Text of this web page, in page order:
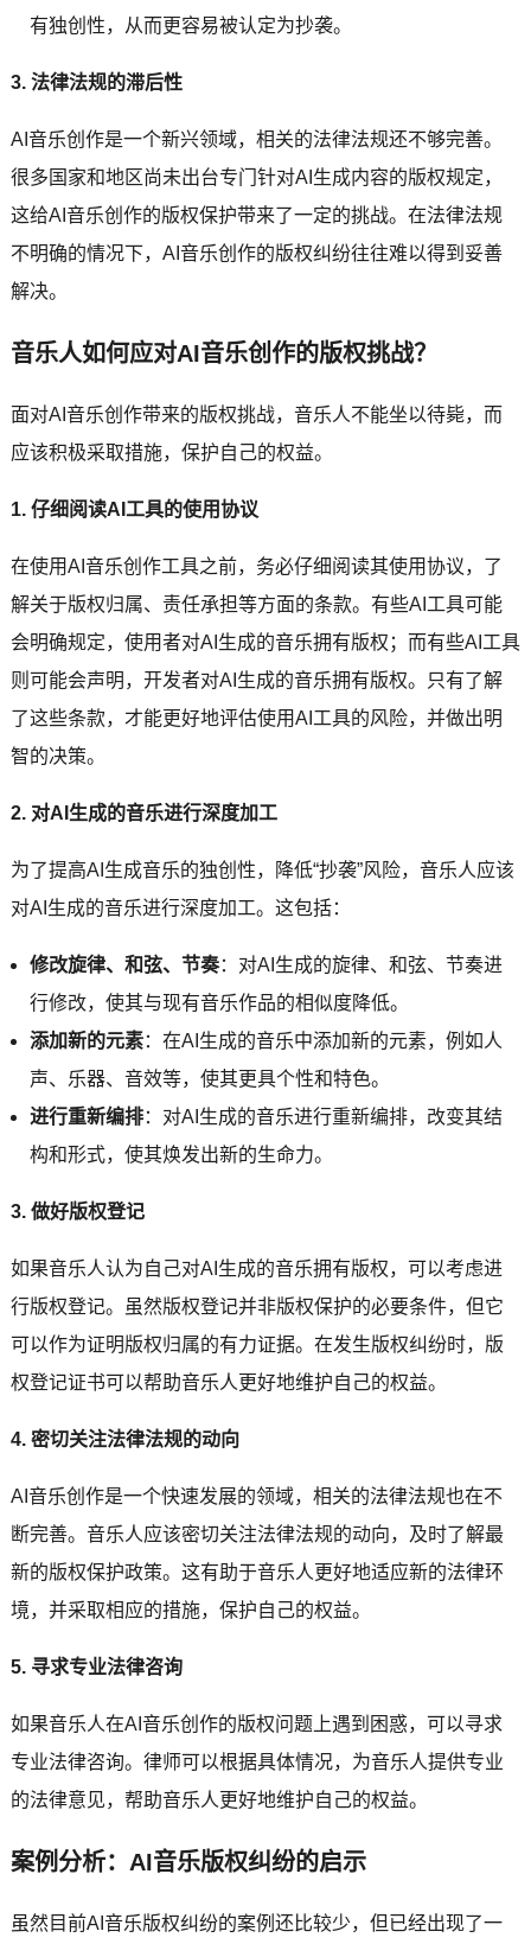
有独创性，从而更容易被认定为抄袭。
3. 法律法规的滞后性
AI音乐创作是一个新兴领域，相关的法律法规还不够完善。
很多国家和地区尚未出台专门针对AI生成内容的版权规定，
这给AI音乐创作的版权保护带来了一定的挑战。在法律法规
不明确的情况下，AI音乐创作的版权纠纷往往难以得到妥善
解决。
音乐人如何应对AI音乐创作的版权挑战？
面对AI音乐创作带来的版权挑战，音乐人不能坐以待毙，而
应该积极采取措施，保护自己的权益。
1. 仔细阅读AI工具的使用协议
在使用AI音乐创作工具之前，务必仔细阅读其使用协议，了
解关于版权归属、责任承担等方面的条款。有些AI工具可能
会明确规定，使用者对AI生成的音乐拥有版权；而有些AI工具
则可能会声明，开发者对AI生成的音乐拥有版权。只有了解
了这些条款，才能更好地评估使用AI工具的风险，并做出明
智的决策。
2. 对AI生成的音乐进行深度加工
为了提高AI生成音乐的独创性，降低“抄袭”风险，音乐人应该
对AI生成的音乐进行深度加工。这包括：
修改旋律、和弦、节奏：对AI生成的旋律、和弦、节奏进
行修改，使其与现有音乐作品的相似度降低。
添加新的元素：在AI生成的音乐中添加新的元素，例如人
声、乐器、音效等，使其更具个性和特色。
进行重新编排：对AI生成的音乐进行重新编排，改变其结
构和形式，使其焕发出新的生命力。
3. 做好版权登记
如果音乐人认为自己对AI生成的音乐拥有版权，可以考虑进
行版权登记。虽然版权登记并非版权保护的必要条件，但它
可以作为证明版权归属的有力证据。在发生版权纠纷时，版
权登记证书可以帮助音乐人更好地维护自己的权益。
4. 密切关注法律法规的动向
AI音乐创作是一个快速发展的领域，相关的法律法规也在不
断完善。音乐人应该密切关注法律法规的动向，及时了解最
新的版权保护政策。这有助于音乐人更好地适应新的法律环
境，并采取相应的措施，保护自己的权益。
5. 寻求专业法律咨询
如果音乐人在AI音乐创作的版权问题上遇到困惑，可以寻求
专业法律咨询。律师可以根据具体情况，为音乐人提供专业
的法律意见，帮助音乐人更好地维护自己的权益。
案例分析：AI音乐版权纠纷的启示
虽然目前AI音乐版权纠纷的案例还比较少，但已经出现了一